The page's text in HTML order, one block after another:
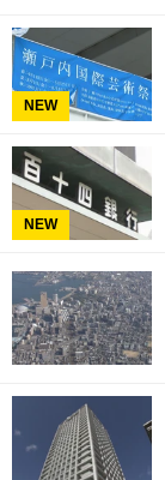
NEW
NEW